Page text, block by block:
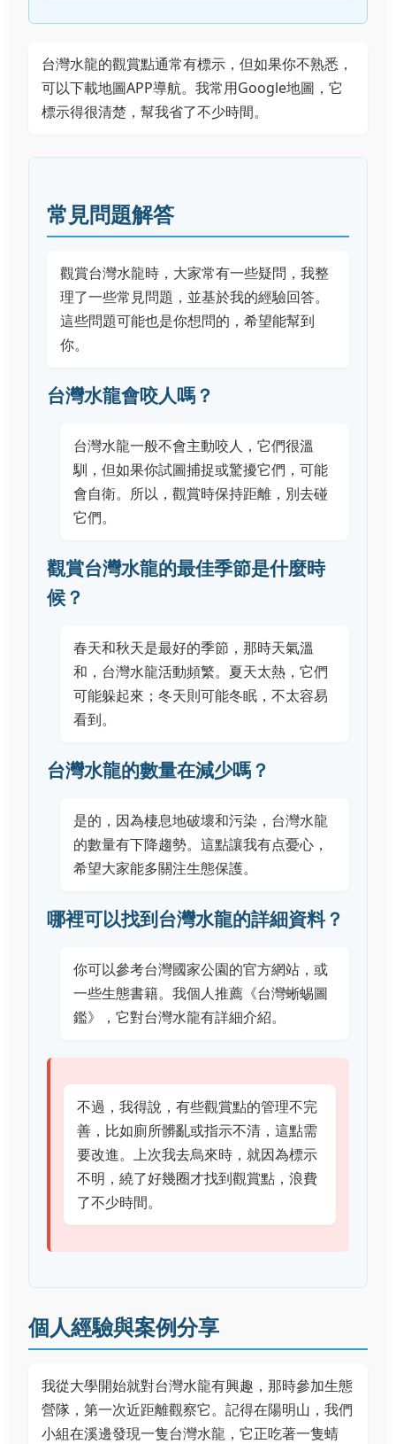
台灣水龍的觀賞點通常有標示，但如果你不熟悉，
可以下載地圖APP導航。我常用Google地圖，它
標示得很清楚，幫我省了不少時間。
常見問題解答
觀賞台灣水龍時，大家常有一些疑問，我整
理了一些常見問題，並基於我的經驗回答。
這些問題可能也是你想問的，希望能幫到
你。
台灣水龍會咬人嗎？
台灣水龍一般不會主動咬人，它們很溫
馴，但如果你試圖捕捉或驚擾它們，可能
會自衛。所以，觀賞時保持距離，別去碰
它們。
觀賞台灣水龍的最佳季節是什麼時
候？
春天和秋天是最好的季節，那時天氣溫
和，台灣水龍活動頻繁。夏天太熱，它們
可能躲起來；冬天則可能冬眠，不太容易
看到。
台灣水龍的數量在減少嗎？
是的，因為棲息地破壞和污染，台灣水龍
的數量有下降趨勢。這點讓我有点憂心，
希望大家能多關注生態保護。
哪裡可以找到台灣水龍的詳細資料？
你可以參考台灣國家公園的官方網站，或
一些生態書籍。我個人推薦《台灣蜥蜴圖
鑑》，它對台灣水龍有詳細介紹。
不過，我得說，有些觀賞點的管理不完
善，比如廁所髒亂或指示不清，這點需
要改進。上次我去烏來時，就因為標示
不明，繞了好幾圈才找到觀賞點，浪費
了不少時間。
個人經驗與案例分享
我從大學開始就對台灣水龍有興趣，那時參加生態
營隊，第一次近距離觀察它。記得在陽明山，我們
小組在溪邊發現一隻台灣水龍，它正吃著一隻蜻